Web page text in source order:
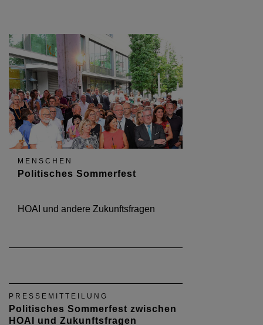
MENSCHEN
Politisches Sommerfest
HOAI und andere Zukunftsfragen
PRESSEMITTEILUNG
Politisches Sommerfest zwischen
HOAI und Zukunftsfragen